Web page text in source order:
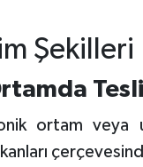
Şekilleri
ortam veya